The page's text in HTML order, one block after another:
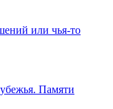
или чья-то
Памяти